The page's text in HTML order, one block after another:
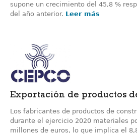
supone un crecimiento del 45,8 %
del año anterior. Leer más
Exportación de productos
Los fabricantes de productos de
durante el ejercicio 2020 materiales
millones de euros, lo que implica el